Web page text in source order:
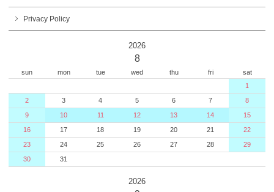
Privacy Policy
2026
8
sun mon tue wed thu fri
sat
1
2
3 4 5 6 7
8
9
10 11 12 13 14
15
16
17 18 19 20 21
22
23
24 25 26 27 28
29
30
31
2026